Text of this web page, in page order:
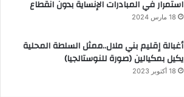
استمرار في المبادرات الإنساية بدون انقطاع
18 مارس 2024
أغبالة إقليم بني ملال..ممثل السلطة المحلية
يكيل بمكيالين (صورة للنوستالجيا)
18 أكتوبر 2023